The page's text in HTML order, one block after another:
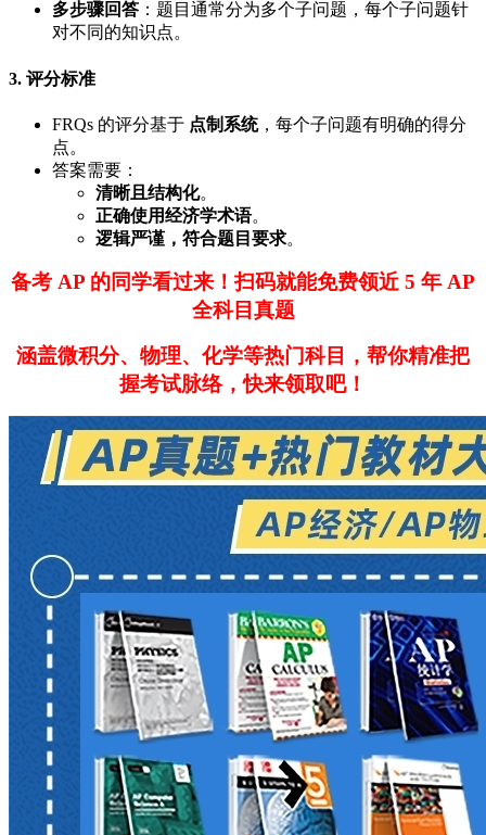
多步骤回答 ：题目通常分为多个子问题，每个子问题针
对不同的知识点。
3. 评分标准
FRQs 的评分基于 点制系统，每个子问题有明确的得分
点。
答案需要：
清晰且结构化。
正确使用经济学术语。
逻辑严谨，符合题目要求。
备考 AP 的同学看过来！扫码就能免费领近 5 年 AP
全科目真题
涵盖微积分、物理、化学等热门科目，帮你精准把
握考试脉络，快来领取吧！